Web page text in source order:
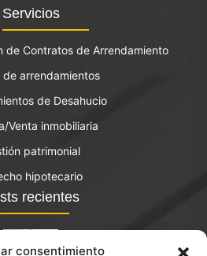
consentimiento
Servicios
de Contratos de Arrendamiento
de arrendamientos
de Desahucio
Venta inmobiliaria
patrimonial
hipotecario
recientes